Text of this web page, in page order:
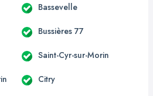
Bassevelle
Bussières 77
Saint-Cyr-sur-Morin
Citry